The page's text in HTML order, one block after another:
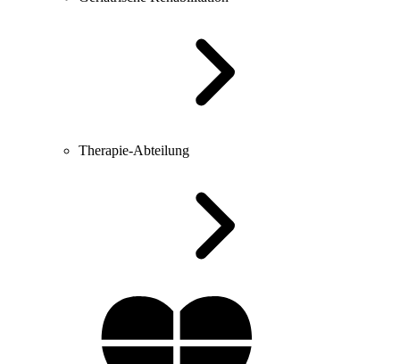
Therapie-Abteilung